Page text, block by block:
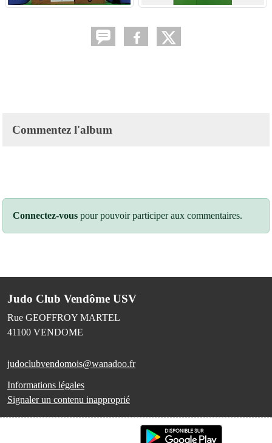
Commentez l'album
Connectez-vous pour pouvoir participer aux commentaires.
Judo Club Vendôme USV
Rue GEOFFROY MARTEL
41100 VENDOME
judoclubvendomois@wanadoo.fr
Informations légales
Signaler un contenu inapproprié